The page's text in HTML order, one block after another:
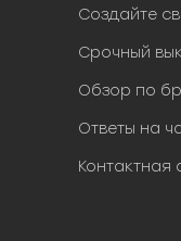
Создайте
Срочный
Обзор по
Ответы на